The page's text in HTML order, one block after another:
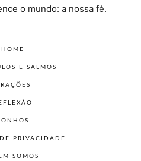
o mundo: a nossa fé.
HOME
E SALMOS
PRIVACIDADE
SOMOS